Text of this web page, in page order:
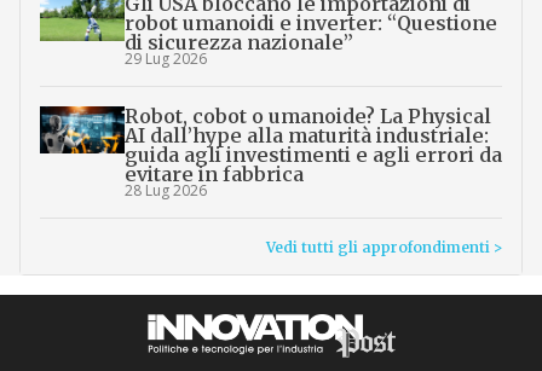
robot umanoidi e inverter: “Questione
di sicurezza nazionale”
29 Lug 2026
Robot, cobot o umanoide? La Physical
AI dall’hype alla maturità industriale:
guida agli investimenti e agli errori da
evitare in fabbrica
28 Lug 2026
Vedi tutti gli approfondimenti >